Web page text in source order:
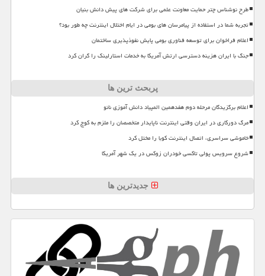
طرح نوشناس چتر حمایت معاونت علمی برای شرکت های پیش دانش بنیان
تجربه شما در استفاده از پیامرسان های بومی در ایام اختلال اینترنت چه طور بود؟
اعلام فراخوان برای توسعه فناوری بومی پایش نفوذپذیری ساختمان
جنگ با ایران هزینه دسترسی ارتش آمریکا به خدمات استارلینک را گران کرد
پربحث ترین ها
اعلام برگزیدگان مرحله دوم هفدهمین المپیاد دانش آموزی نانو
مرگ دورکاری در ایران وقتی اینترنت ناپایدار متخصصان را ملزم به کوچ کرد
خاموشی سراسری، اتصال اینترنت کوبا را مختل کرد
شروع سرویس پولی تاکسی خودران زوکس در یک شهر آمریکا
جدیدترین ها